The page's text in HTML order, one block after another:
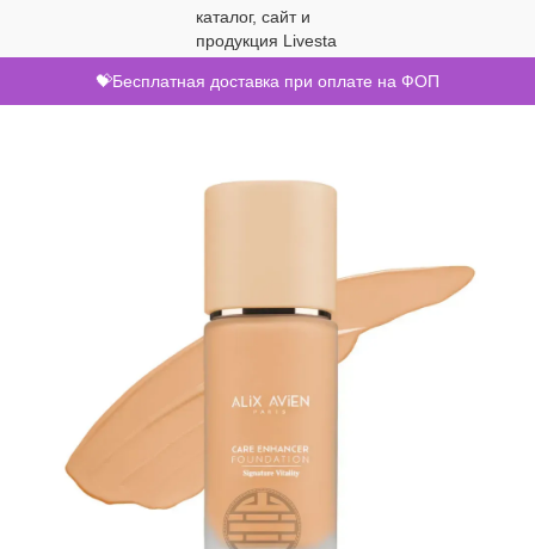
💝Бесплатная доставка при оплате на ФОП